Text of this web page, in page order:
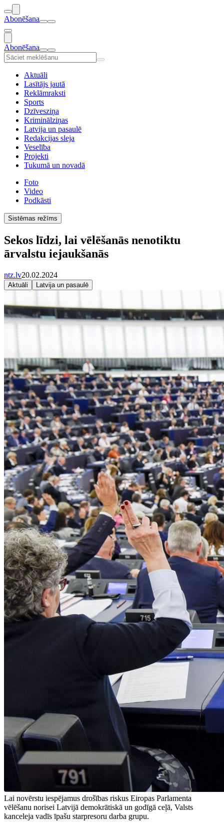
Abonēšana
Abonēšana
Aktuāli
Lasītājs jautā
Reklāmraksti
Sports
Dzīvesziņa
Kriminālziņas
Latvija un pasaulē
Redakcijas sleja
Veselība
Projekti
Tukumā un novadā
Foto
Video
Podkāsti
Sistēmas režīms
Sekos līdzi, lai vēlēšanās nenotiktu
ārvalstu iejaukšanās
ntz.lv20.02.2024
Aktuāli Latvija un pasaulē
Lai novērstu iespējamus drošības riskus Eiropas Parlamenta
vēlēšanu norisei Latvijā demokrātiskā un godīgā ceļā, Valsts
kanceleja vadīs īpašu starpresoru darba grupu.